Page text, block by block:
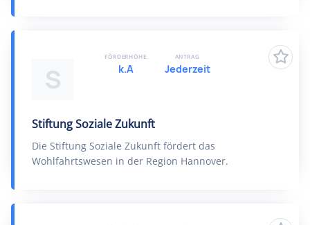
S
Stiftung Soziale Zukunft
Die Stiftung Soziale Zukunft fördert das
Wohlfahrtswesen in der Region Hannover.
FÖRDERHÖHE
k.A
ANTRAG
Jederzeit